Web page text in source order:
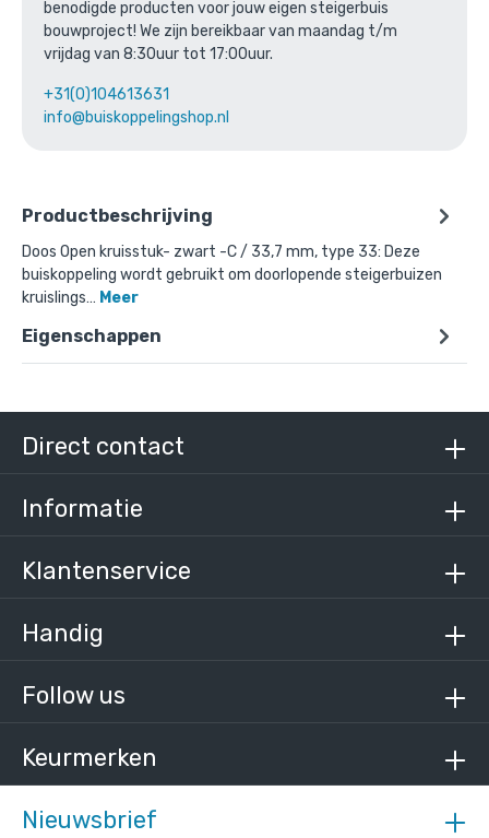
benodigde producten voor jouw eigen steigerbuis
bouwproject! We zijn bereikbaar van maandag t/m
vrijdag van 8:30uur tot 17:00uur.
+31(0)104613631
info@buiskoppelingshop.nl
Productbeschrijving
Doos Open kruisstuk- zwart -C / 33,7 mm, type 33: Deze
buiskoppeling wordt gebruikt om doorlopende steigerbuizen
kruislings… Meer
Eigenschappen
Bovenstaande product wordt vaak
gecombineerd met:
€ 14,94 incl. BTW
Nieuwsbrief
Follow us
Keurmerken
Direct contact
Informatie
Klantenservice
Handig